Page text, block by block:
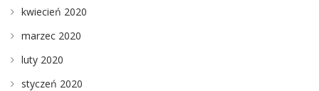
kwiecień 2020
marzec 2020
luty 2020
styczeń 2020